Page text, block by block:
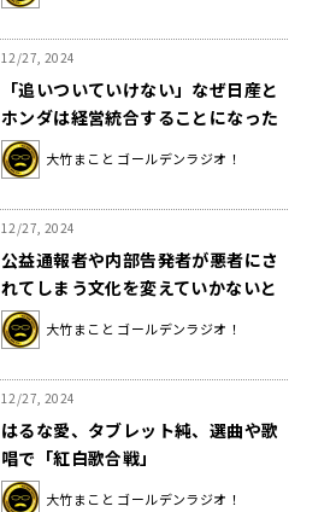
12/27, 2024
「追いついていけない」なぜ日産と
ホンダは経営統合することになった
のか？
大竹まこと ゴールデンラジオ！
12/27, 2024
公益通報者や内部告発者が悪者にさ
れてしまう文化を変えていかないと
マズイ？「公益通報できないと人事
権を握られた人が何か不正を告発す
大竹まこと ゴールデンラジオ！
12/27, 2024
はるな愛、タブレット純、選曲や歌
唱で「紅白歌合戦」
大竹まこと ゴールデンラジオ！